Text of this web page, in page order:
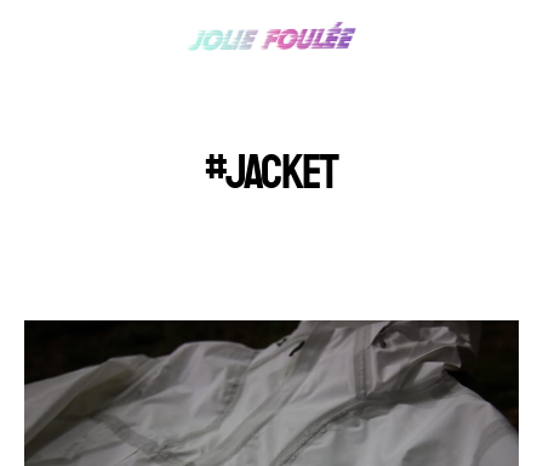
#JACKET